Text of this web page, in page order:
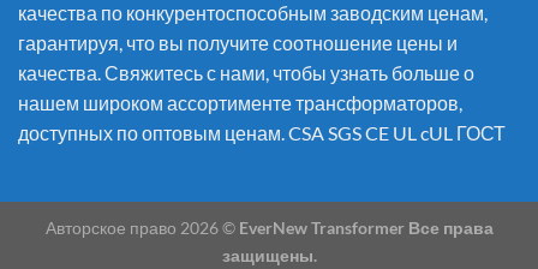
качества по конкурентоспособным заводским ценам,
гарантируя, что вы получите соотношение цены и
качества. Свяжитесь с нами, чтобы узнать больше о
нашем широком ассортименте трансформаторов,
доступных по оптовым ценам. CSA SGS CE UL cUL ГОСТ
Авторское право 2026 © EverNew Transformer Все права
защищены.